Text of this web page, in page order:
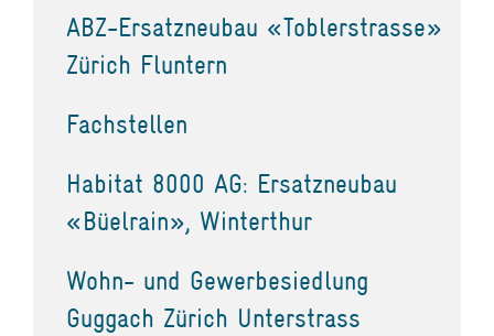
ABZ-Ersatzneubau «Toblerstrasse»
Zürich Fluntern
Fachstellen
Habitat 8000 AG: Ersatzneubau
«Büelrain», Winterthur
Wohn- und Gewerbesiedlung
Guggach Zürich Unterstrass